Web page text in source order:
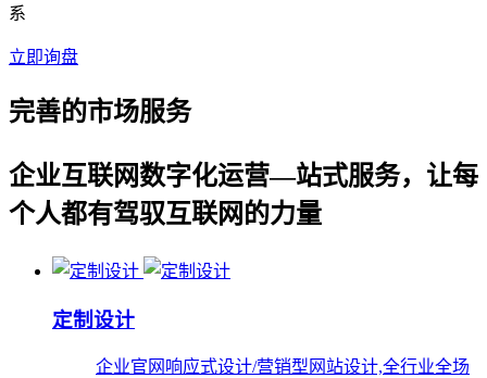
系
立即询盘
完善的市场服务
企业互联网数字化运营—站式服务，让每
个人都有驾驭互联网的力量
定制设计
企业官网响应式设计/营销型网站设计,全行业全场